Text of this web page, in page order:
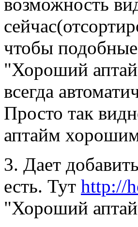
чтобы
"Хороший
всегда
Просто так
аптайм
3. Дает
есть. Тут http://
"Хороший